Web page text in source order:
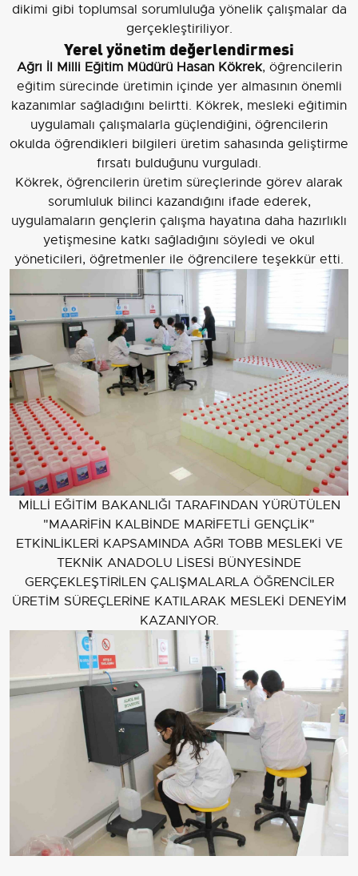
dikimi gibi toplumsal sorumluluğa yönelik çalışmalar da
gerçekleştiriliyor.
Yerel yönetim değerlendirmesi
Ağrı İl Milli Eğitim Müdürü Hasan Kökrek, öğrencilerin
eğitim sürecinde üretimin içinde yer almasının önemli
kazanımlar sağladığını belirtti. Kökrek, mesleki eğitimin
uygulamalı çalışmalarla güçlendiğini, öğrencilerin
okulda öğrendikleri bilgileri üretim sahasında geliştirme
fırsatı bulduğunu vurguladı.
Kökrek, öğrencilerin üretim süreçlerinde görev alarak
sorumluluk bilinci kazandığını ifade ederek,
uygulamaların gençlerin çalışma hayatına daha hazırlıklı
yetişmesine katkı sağladığını söyledi ve okul
yöneticileri, öğretmenler ile öğrencilere teşekkür etti.
MİLLİ EĞİTİM BAKANLIĞI TARAFINDAN YÜRÜTÜLEN
"MAARİFİN KALBİNDE MARİFETLİ GENÇLİK"
ETKİNLİKLERİ KAPSAMINDA AĞRI TOBB MESLEKİ VE
TEKNİK ANADOLU LİSESİ BÜNYESİNDE
GERÇEKLEŞTİRİLEN ÇALIŞMALARLA ÖĞRENCİLER
ÜRETİM SÜREÇLERİNE KATILARAK MESLEKİ DENEYİM
KAZANIYOR.